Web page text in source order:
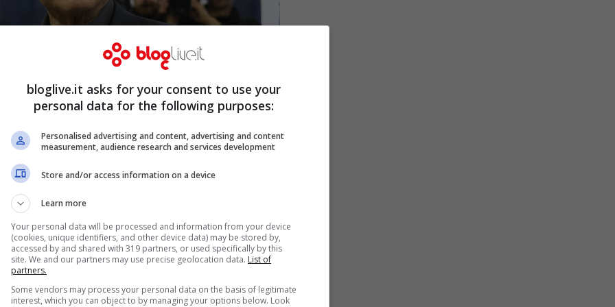
effettuato aBerlusconiaveva
così alta che, a inizio epidemia, il leader
Zangrillo per giustificare le sue parole
bloglive.it asks for your consent to use your
personal data for the following purposes:
Personalised advertising and content, advertising and content
measurement, audience research and services development
Store and/or access information on a device
Learn more
Your personal data will be processed and information from your device
(cookies, unique identifiers, and other device data) may be stored by,
accessed by and shared with 319 partners, or used specifically by this
site. We and our partners may use precise geolocation data. List of
partners.
Some vendors may process your personal data on the basis of legitimate
interest, which you can object to by managing your options below. Look